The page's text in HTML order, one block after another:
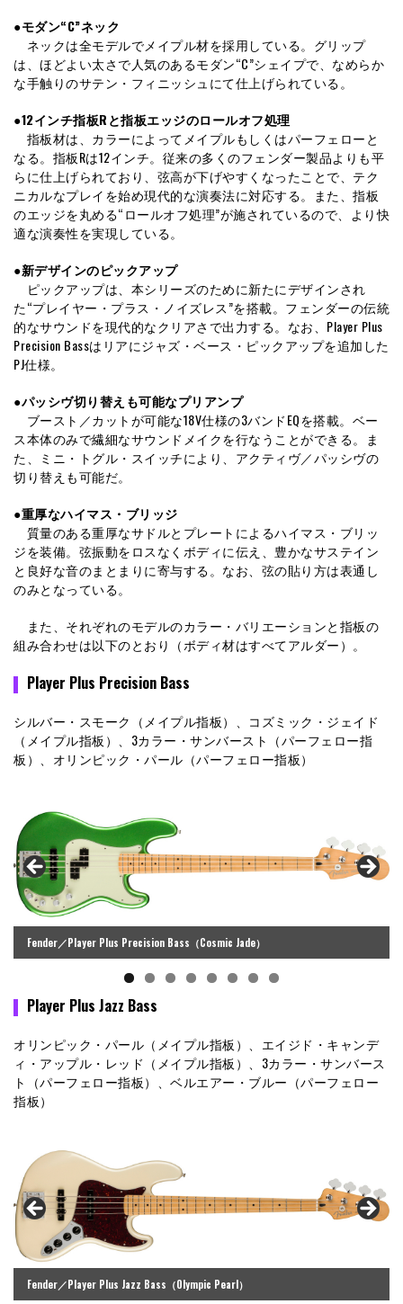
●モダン“C”ネック
ネックは全モデルでメイプル材を採用している。グリップ
は、ほどよい太さで人気のあるモダン“C”シェイプで、なめらか
な手触りのサテン・フィニッシュにて仕上げられている。
●12インチ指板Rと指板エッジのロールオフ処理
指板材は、カラーによってメイプルもしくはパーフェローと
なる。指板Rは12インチ。従来の多くのフェンダー製品よりも平
らに仕上げられており、弦高が下げやすくなったことで、テク
ニカルなプレイを始め現代的な演奏法に対応する。また、指板
のエッジを丸める“ロールオフ処理”が施されているので、より快
適な演奏性を実現している。
●新デザインのピックアップ
ピックアップは、本シリーズのために新たにデザインされ
た“プレイヤー・プラス・ノイズレス”を搭載。フェンダーの伝統
的なサウンドを現代的なクリアさで出力する。なお、Player Plus
Precision Bassはリアにジャズ・ベース・ピックアップを追加した
PJ仕様。
●パッシヴ切り替えも可能なプリアンプ
ブースト／カットが可能な18V仕様の3バンドEQを搭載。ベー
ス本体のみで繊細なサウンドメイクを行なうことができる。ま
た、ミニ・トグル・スイッチにより、アクティヴ／パッシヴの
切り替えも可能だ。
●重厚なハイマス・ブリッジ
質量のある重厚なサドルとプレートによるハイマス・ブリッ
ジを装備。弦振動をロスなくボディに伝え、豊かなサステイン
と良好な音のまとまりに寄与する。なお、弦の貼り方は表通し
のみとなっている。
また、それぞれのモデルのカラー・バリエーションと指板の
組み合わせは以下のとおり（ボディ材はすべてアルダー）。
Player Plus Precision Bass
シルバー・スモーク（メイプル指板）、コズミック・ジェイド
（メイプル指板）、3カラー・サンバースト（パーフェロー指
板）、オリンピック・パール（パーフェロー指板）
Fender／Player Plus Precision Bass（Cosmic Jade）
Player Plus Jazz Bass
オリンピック・パール（メイプル指板）、エイジド・キャンデ
ィ・アップル・レッド（メイプル指板）、3カラー・サンバース
ト（パーフェロー指板）、ベルエアー・ブルー（パーフェロー
指板）
Fender／Player Plus Jazz Bass（Olympic Pearl）